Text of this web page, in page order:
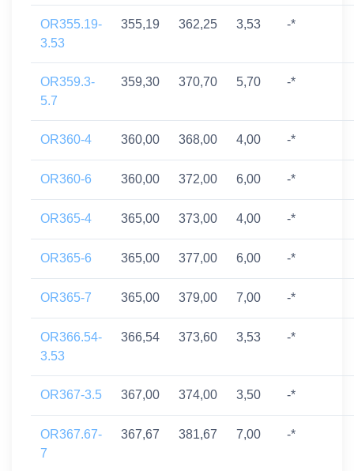
OR355.19-
3.53
355,19 362,25 3,53 -*
OR359.3-
5.7
359,30 370,70 5,70 -*
OR360-4 360,00 368,00 4,00 -*
OR360-6 360,00 372,00 6,00 -*
OR365-4 365,00 373,00 4,00 -*
OR365-6 365,00 377,00 6,00 -*
OR365-7 365,00 379,00 7,00 -*
OR366.54-
3.53
366,54 373,60 3,53 -*
OR367-3.5 367,00 374,00 3,50 -*
OR367.67-
7
367,67 381,67 7,00 -*